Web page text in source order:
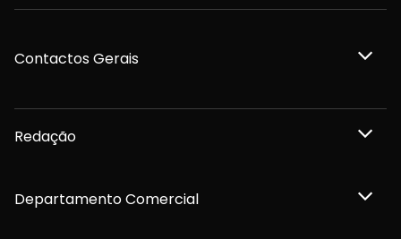
Contactos Gerais
Redação
Departamento Comercial